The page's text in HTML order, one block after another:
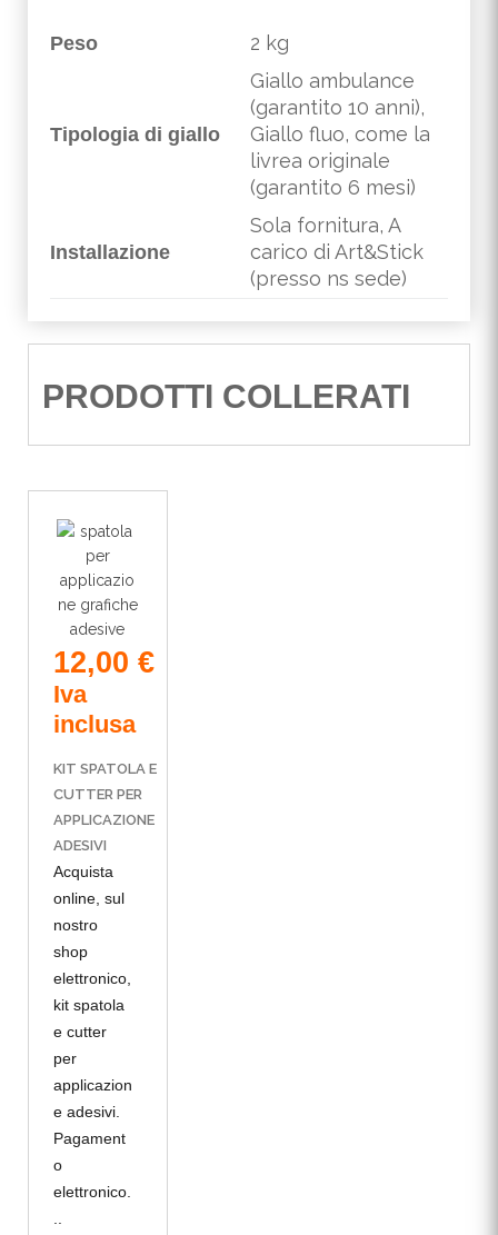
Peso 2 kg
Tipologia di giallo
Giallo ambulance
(garantito 10 anni),
Giallo fluo, come la
livrea originale
(garantito 6 mesi)
Installazione
Sola fornitura, A
carico di Art&Stick
(presso ns sede)
PRODOTTI COLLERATI
KIT SPATOLA E
CUTTER PER
APPLICAZIONE
ADESIVI
12,00 €
Iva
inclusa
Acquista
online, sul
nostro
shop
elettronico,
kit spatola
e cutter
per
applicazion
e adesivi.
Pagament
o
elettronico.